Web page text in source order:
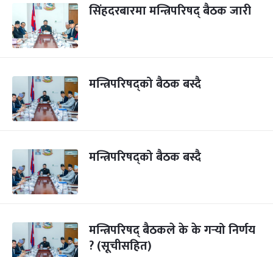
सिंहदरबारमा मन्त्रिपरिषद् बैठक जारी
मन्त्रिपरिषद्को बैठक बस्दै
मन्त्रिपरिषद्को बैठक बस्दै
मन्त्रिपरिषद् बैठकले के के गर्‍यो निर्णय
? (सूचीसहित)